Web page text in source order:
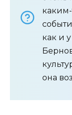
как и
она